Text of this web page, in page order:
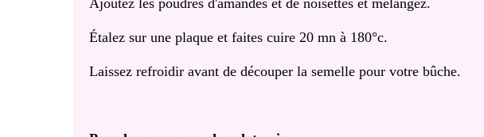
Ajoutez les poudres d'amandes et de noisettes et mélangez.
Étalez sur une plaque et faites cuire 20 mn à 180°c.
Laissez refroidir avant de découper la semelle pour votre bûche.